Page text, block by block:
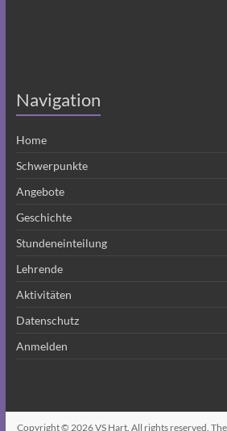
Navigation
Home
Schwerpunkte
Angebote
Geschichte
Stundeneinteilung
Lehrende
Aktivitäten
Datenschutz
Anmelden
Copyright © 2026VS Hart. All rights reserved.